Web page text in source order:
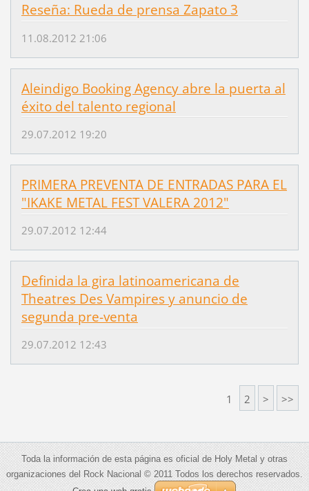
Reseña: Rueda de prensa Zapato 3
11.08.2012 21:06
Aleindigo Booking Agency abre la puerta al
éxito del talento regional
29.07.2012 19:20
PRIMERA PREVENTA DE ENTRADAS PARA EL
"IKAKE METAL FEST VALERA 2012"
29.07.2012 12:44
Definida la gira latinoamericana de
Theatres Des Vampires y anuncio de
segunda pre-venta
29.07.2012 12:43
1 2 > >>
Toda la información de esta página es oficial de Holy Metal y otras
organizaciones del Rock Nacional © 2011 Todos los derechos reservados.